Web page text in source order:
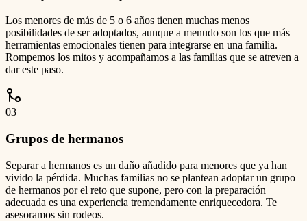
Los menores de más de 5 o 6 años tienen muchas menos
posibilidades de ser adoptados, aunque a menudo son los que más
herramientas emocionales tienen para integrarse en una familia.
Rompemos los mitos y acompañamos a las familias que se atreven a
dar este paso.
03
Grupos de hermanos
Separar a hermanos es un daño añadido para menores que ya han
vivido la pérdida. Muchas familias no se plantean adoptar un grupo
de hermanos por el reto que supone, pero con la preparación
adecuada es una experiencia tremendamente enriquecedora. Te
asesoramos sin rodeos.